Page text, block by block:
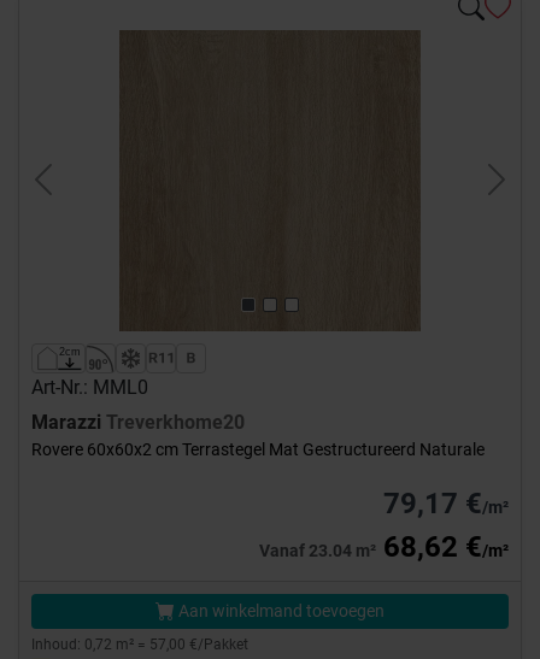
Previous Next
Art-Nr.: MML0
Marazzi Treverkhome20
Rovere 60x60x2 cm Terrastegel Mat Gestructureerd Naturale
79,17 €/m²
Vanaf 23.04 m² 68,62 €/m²
Aan winkelmand toevoegen
Inhoud: 0,72 m² = 57,00 €/Pakket